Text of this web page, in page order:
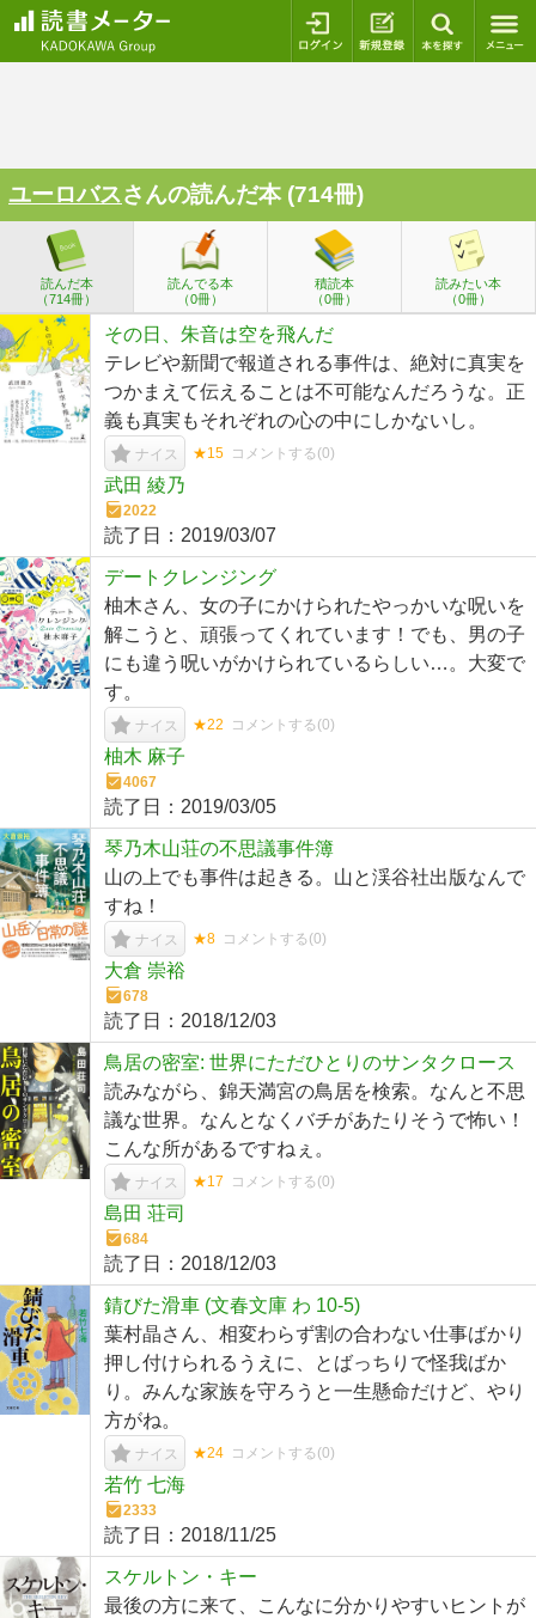
ログイン 新規登録
ユーロバスさんの読んだ本 (714冊)
読んだ本
（714冊）
読んでる本
（0冊）
積読本
（0冊）
読みたい本
（0冊）
その日、朱音は空を飛んだ
テレビや新聞で報道される事件は、絶対に真実を
つかまえて伝えることは不可能なんだろうな。正
義も真実もそれぞれの心の中にしかないし。
ナイス ★15 コメントする(0)
武田 綾乃
2022
読了日： 2019/03/07
デートクレンジング
柚木さん、女の子にかけられたやっかいな呪いを
解こうと、頑張ってくれています！でも、男の子
にも違う呪いがかけられているらしい…。大変で
す。
ナイス ★22 コメントする(0)
柚木 麻子
4067
読了日： 2019/03/05
琴乃木山荘の不思議事件簿
山の上でも事件は起きる。山と渓谷社出版なんで
すね！
ナイス ★8 コメントする(0)
大倉 崇裕
678
読了日： 2018/12/03
鳥居の密室: 世界にただひとりのサンタクロース
読みながら、錦天満宮の鳥居を検索。なんと不思
議な世界。なんとなくバチがあたりそうで怖い！
こんな所があるですねぇ。
ナイス ★17 コメントする(0)
島田 荘司
684
読了日： 2018/12/03
錆びた滑車 (文春文庫 わ 10-5)
葉村晶さん、相変わらず割の合わない仕事ばかり
押し付けられるうえに、とばっちりで怪我ばか
り。みんな家族を守ろうと一生懸命だけど、やり
方がね。
ナイス ★24 コメントする(0)
若竹 七海
2333
読了日： 2018/11/25
スケルトン・キー
最後の方に来て、こんなに分かりやすいヒントが